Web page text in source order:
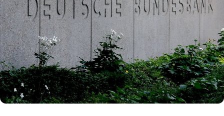
Almanya Merkez Bankası (Bundesbank), Orta
Doğu’daki çatışmaların enerji fiyatlarını yukarı
çekerek enflasyonu hızlandırdığını ve ekonomik
büyümeyi baskıladığını açıkladı. Bundesbank,
ikinci çeyrekte Alman ekonomisinde durgunluk
beklendiğini duyurdu.